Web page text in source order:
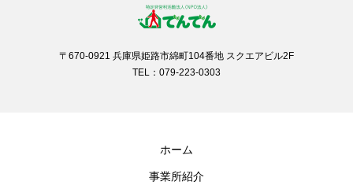
〒670-0921 兵庫県姫路市綿町104番地 スクエアビル2F
TEL：079-223-0303
ホーム
事業所紹介